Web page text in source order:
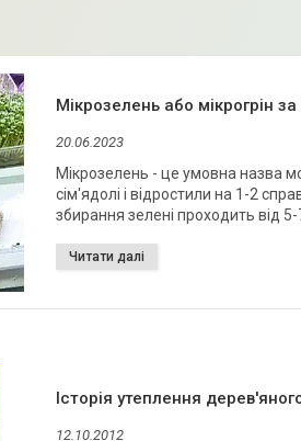
Мікрозелень або мікрогрін
20.06.2023
Мікрозелень - це умовна назва
сім'ядолі і відростили на 1-2
збирання зелені проходить від 5-
Історія утеплення
12.10.2012